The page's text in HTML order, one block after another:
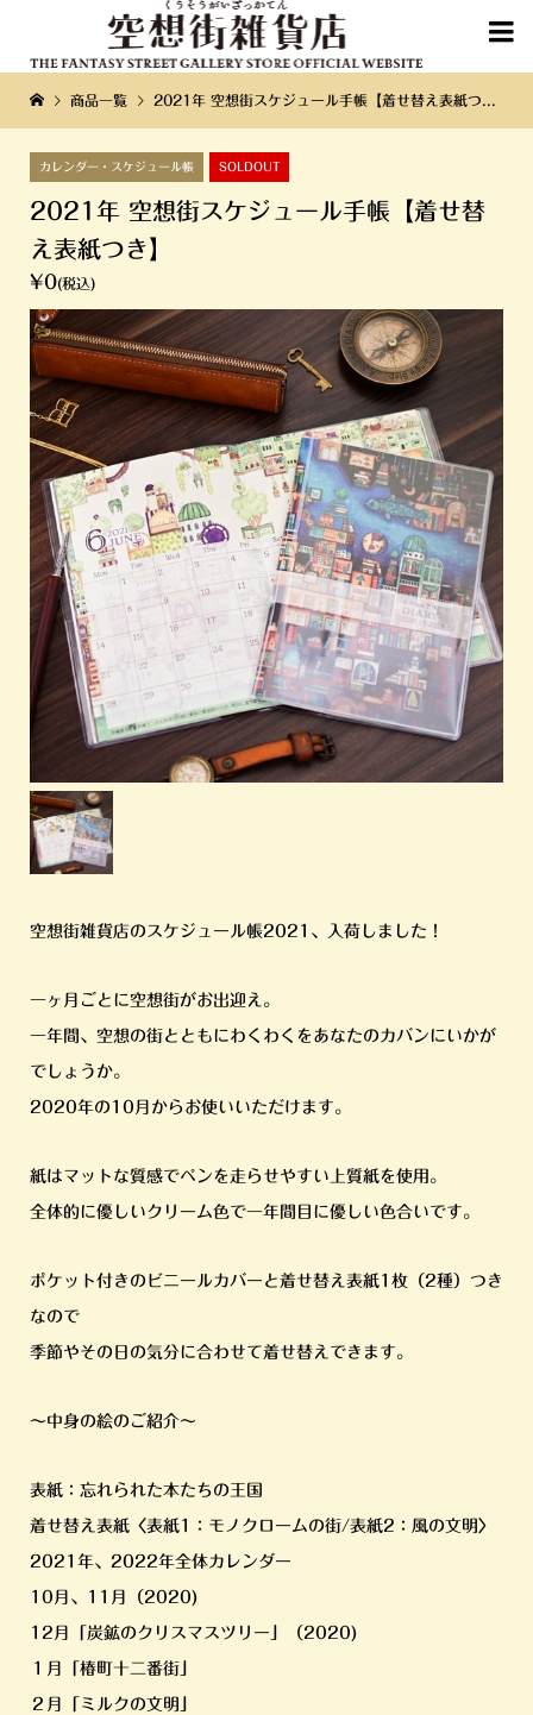

商品一覧 2021年 空想街スケジュール手帳【着せ替え表紙つき】
カレンダー・スケジュール帳 SOLDOUT
2021年 空想街スケジュール手帳【着せ替
え表紙つき】
¥0(税込)
空想街雑貨店のスケジュール帳2021、入荷しました！
一ヶ月ごとに空想街がお出迎え。
一年間、空想の街とともにわくわくをあなたのカバンにいかが
でしょうか。
2020年の10月からお使いいただけます。
紙はマットな質感でペンを走らせやすい上質紙を使用。
全体的に優しいクリーム色で一年間目に優しい色合いです。
ポケット付きのビニールカバーと着せ替え表紙1枚（2種）つき
なので
季節やその日の気分に合わせて着せ替えできます。
〜中身の絵のご紹介〜
表紙：忘れられた本たちの王国
着せ替え表紙〈表紙1：モノクロームの街/表紙2：風の文明〉
2021年、2022年全体カレンダー
10月、11月（2020)
12月「炭鉱のクリスマスツリー」（2020)
１月「椿町十二番街」
２月「ミルクの文明」